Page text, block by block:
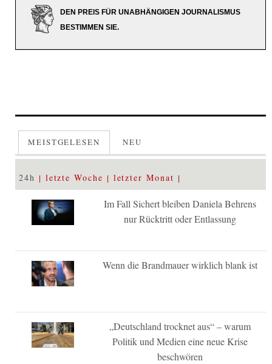
DEN PREIS FÜR UNABHÄNGIGEN JOURNALISMUS
BESTIMMEN SIE.
MEISTGELESEN NEU
24h letzte Woche letzter Monat
Im Fall Sichert bleiben Daniela Behrens
nur Rücktritt oder Entlassung
Wenn die Brandmauer wirklich blank ist
„Deutschland trocknet aus“ – warum
Politik und Medien eine neue Krise
beschwören